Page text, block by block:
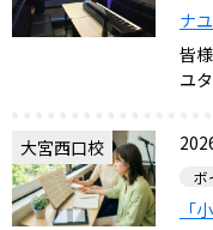
ナ
皆
ユ
大宮西口校
ボ
「